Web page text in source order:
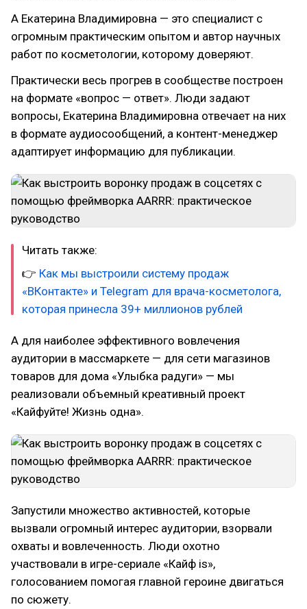
А Екатерина Владимировна — это специалист с
огромным практическим опытом и автор научных
работ по косметологии, которому доверяют.
Практически весь прогрев в сообществе построен
на формате «вопрос — ответ». Люди задают
вопросы, Екатерина Владимировна отвечает на них
в формате аудиосообщений, а контент-менеджер
адаптирует информацию для публикации.
Читать также:
👉 Как мы выстроили систему продаж
«ВКонтакте» и Telegram для врача-косметолога,
которая принесла 39+ миллионов рублей
А для наиболее эффективного вовлечения
аудитории в массмаркете — для сети магазинов
товаров для дома «Улыбка радуги» — мы
реализовали объемный креативный проект
«Кайфуйте! Жизнь одна».
Запустили множество активностей, которые
вызвали огромный интерес аудитории, взорвали
охваты и вовлеченность. Люди охотно
участвовали в игре-сериале «Кайф is»,
голосованием помогая главной героине двигаться
по сюжету.